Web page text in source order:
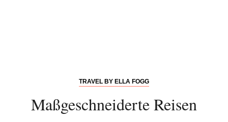
TRAVEL BY ELLA FOGG
Maßgeschneiderte Reisen